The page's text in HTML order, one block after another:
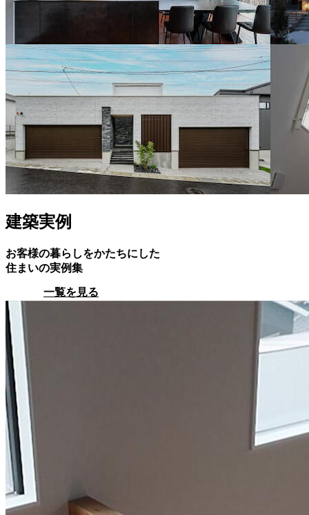
建築実例
お客様の暮らしをかたちにした
住まいの実例集
一覧を見る